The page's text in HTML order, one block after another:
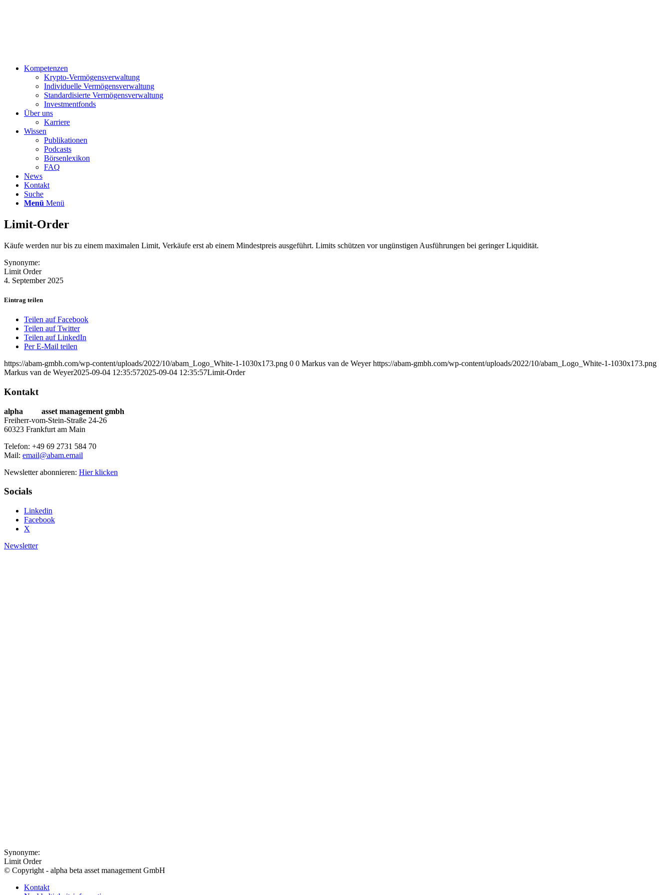
Kompetenzen
Krypto-Vermögensverwaltung
Individuelle Vermögensverwaltung
Standardisierte Vermögensverwaltung
Investmentfonds
Über uns
Karriere
Wissen
Publikationen
Podcasts
Börsenlexikon
FAQ
News
Kontakt
Suche
Menü Menü
Limit-Order
Käufe werden nur bis zu einem maximalen Limit, Verkäufe erst ab einem Mindestpreis ausgeführt. Limits schützen vor ungünstigen Ausführungen bei geringer Liquidität.
Synonyme:
Limit Order
4. September 2025
Eintrag teilen
Teilen auf Facebook
Teilen auf Twitter
Teilen auf LinkedIn
Per E-Mail teilen
https://abam-gmbh.com/wp-content/uploads/2022/10/abam_Logo_White-1-1030x173.png 0 0 Markus van de Weyer https://abam-gmbh.com/wp-content/uploads/2022/10/abam_Logo_White-1-1030x173.png
Markus van de Weyer2025-09-04 12:35:572025-09-04 12:35:57Limit-Order
Kontakt
alpha
asset management gmbh
Freiherr-vom-Stein-Straße 24-26
60323 Frankfurt am Main
Telefon: +49 69 2731 584 70
Mail: email@abam.email
Newsletter abonnieren: Hier klicken
Socials
Linkedin
Facebook
X
Newsletter
Synonyme:
Limit Order
© Copyright - alpha beta asset management GmbH
Kontakt